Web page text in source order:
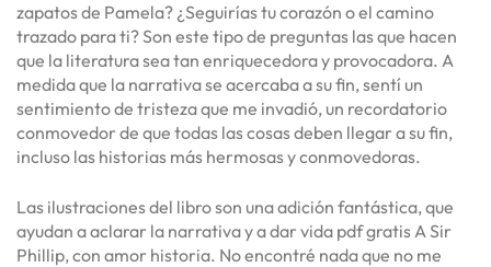
zapatos de Pamela? ¿Seguirías tu corazón o el camino
trazado para ti? Son este tipo de preguntas las que hacen
que la literatura sea tan enriquecedora y provocadora. A
medida que la narrativa se acercaba a su fin, sentí un
sentimiento de tristeza que me invadió, un recordatorio
conmovedor de que todas las cosas deben llegar a su fin,
incluso las historias más hermosas y conmovedoras.
Las ilustraciones del libro son una adición fantástica, que
ayudan a aclarar la narrativa y a dar vida pdf gratis A Sir
Phillip, con amor historia. No encontré nada que no me